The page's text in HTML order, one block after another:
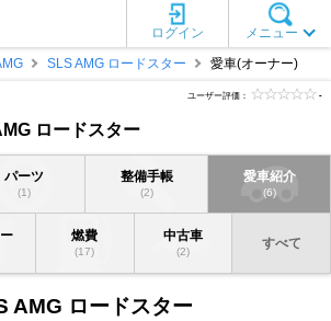
メニュー
ログイン
SLS AMG ロードスター 愛車(オーナー)
ロードスター
ユーザー評価： -
パーツ
(1)
整備手帳
(2)
愛車紹介
(6)
燃費
(17)
中古車
(2)
すべて
AMG ロードスター